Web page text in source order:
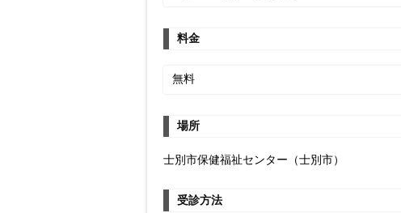
料金
無料
場所
士別市保健福祉センター（士別市）
受診方法